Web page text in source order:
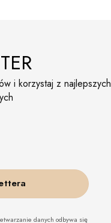
i korzystaj z najlepszych
danych odbywa się